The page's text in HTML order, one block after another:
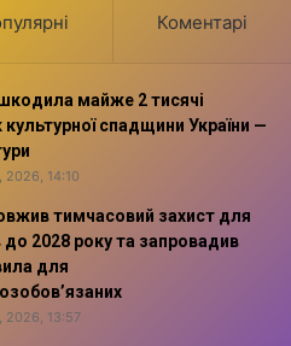
Коментарі
майже 2 тисячі
культурної спадщини України —
2026, 14:10
тимчасовий захист для
до 2028 року та запровадив
для
2026, 13:57